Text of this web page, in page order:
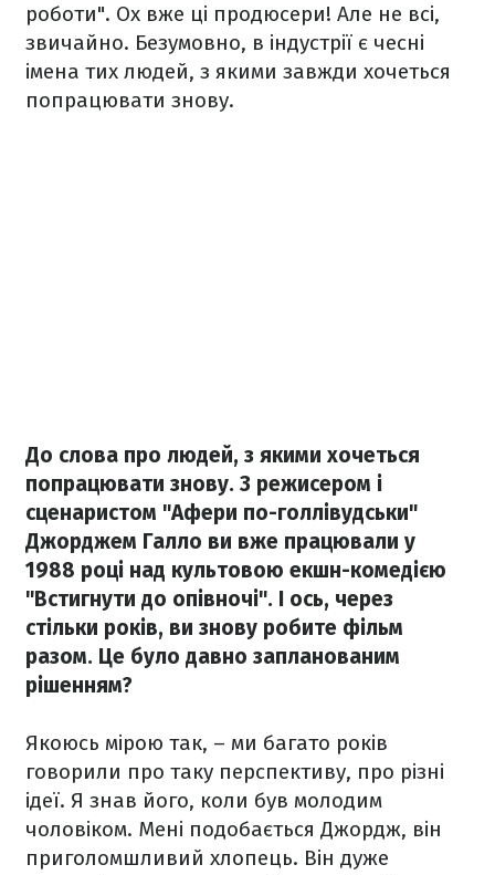
роботи". Ох вже ці продюсери! Але не всі,
звичайно. Безумовно, в індустрії є чесні
імена тих людей, з якими завжди хочеться
попрацювати знову.
До слова про людей, з якими хочеться
попрацювати знову. З режисером і
сценаристом "Афери по-голлівудськи"
Джорджем Галло ви вже працювали у
1988 році над культовою екшн-комедією
"Встигнути до опівночі". І ось, через
стільки років, ви знову робите фільм
разом. Це було давно запланованим
рішенням?
Якоюсь мірою так, – ми багато років
говорили про таку перспективу, про різні
ідеї. Я знав його, коли був молодим
чоловіком. Мені подобається Джордж, він
приголомшливий хлопець. Він дуже